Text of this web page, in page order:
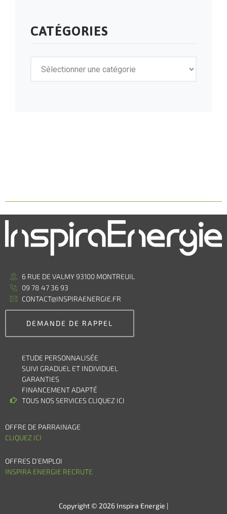
CATÉGORIES
6 RUE DE VALMY 93100 MONTREUIL
09 78 47 36 93
CONTACT@INSPIRAENERGIE.FR
DEMANDE DE RAPPEL
ETUDE PERSONNALISÉE
SUIVI GRADUEL ET INDIVIDUEL
GARANTIES
FINANCEMENT ADAPTÉ
TOUS NOS SERVICES CLIQUEZ ICI
OFFRE DE PARRAINAGE
CLIQUEZ ICI
OFFRES D’EMPLOI
INSPIRA ENERGIE RECRUTE
Copyright © 2026 Inspira Energie |